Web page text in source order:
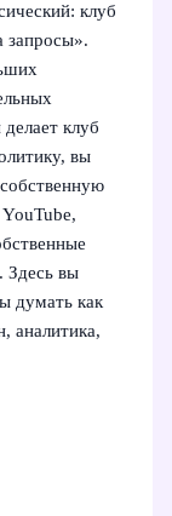
клуб
запросы».
клуб
вы
YouTube,
Здесь вы
думать как
аналитика,